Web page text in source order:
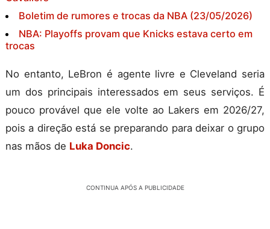
Boletim de rumores e trocas da NBA (23/05/2026)
NBA: Playoffs provam que Knicks estava certo em
trocas
No entanto, LeBron é agente livre e Cleveland seria
um dos principais interessados em seus serviços. É
pouco provável que ele volte ao Lakers em 2026/27,
pois a direção está se preparando para deixar o grupo
nas mãos de Luka Doncic.
CONTINUA APÓS A PUBLICIDADE